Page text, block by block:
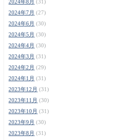
2024年8月 (31)
2024年7月 (27)
2024年6月 (30)
2024年5月 (30)
2024年4月 (30)
2024年3月 (31)
2024年2月 (29)
2024年1月 (31)
2023年12月 (31)
2023年11月 (30)
2023年10月 (31)
2023年9月 (30)
2023年8月 (31)